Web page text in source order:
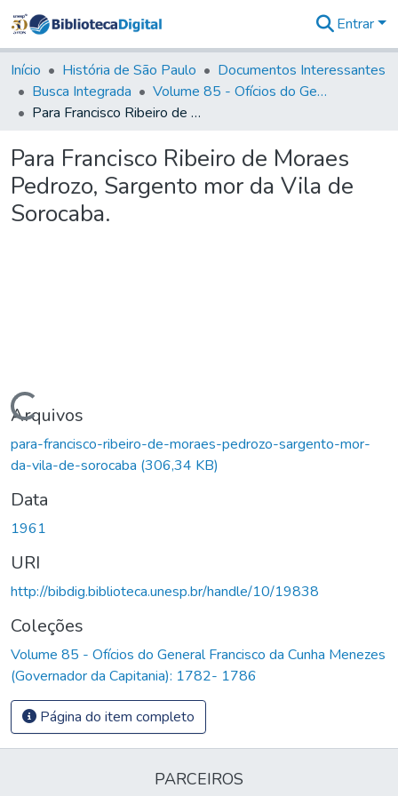
&
Coleções
Tudo na
Biblioteca
Estatísticas
Entrar
Início História de São Paulo
Documentos Interessantes
Busca Integrada
Volume 85 - Ofícios do General Francisco da Cunha Menezes (Governador da Capitania): 1782- 1786
Para Francisco Ribeiro de Moraes Pedrozo, Sargento mor da Vila de Sorocaba.
Para Francisco Ribeiro de Moraes
Pedrozo, Sargento mor da Vila de
Sorocaba.
Carregando...
Arquivos
para-francisco-ribeiro-de-moraes-pedrozo-sargento-mor-
da-vila-de-sorocaba (306,34 KB)
Data
1961
URI
http://bibdig.biblioteca.unesp.br/handle/10/19838
Coleções
Volume 85 - Ofícios do General Francisco da Cunha Menezes
(Governador da Capitania): 1782- 1786
Página do item completo
PARCEIROS